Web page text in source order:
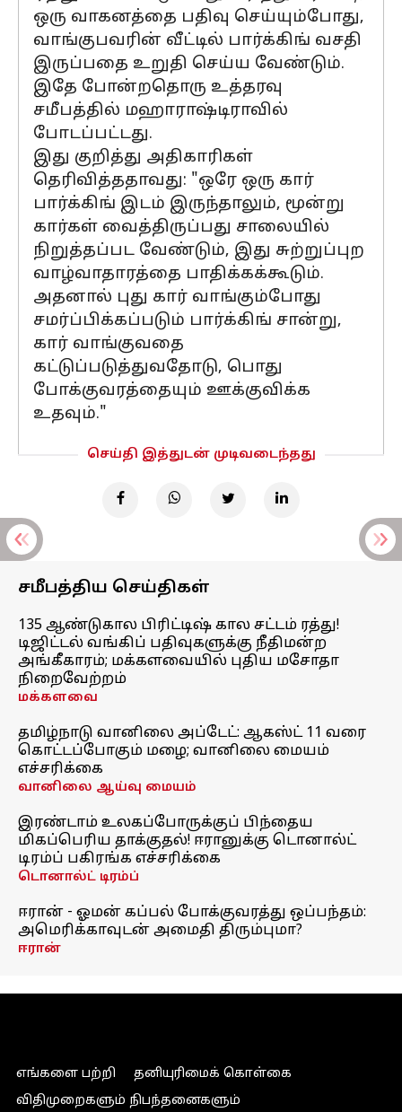
ஒரு வாகனத்தை பதிவு செய்யும்போது,
வாங்குபவரின் வீட்டில் பார்க்கிங் வசதி
இருப்பதை உறுதி செய்ய வேண்டும்.
இதே போன்றதொரு உத்தரவு
சமீபத்தில் மஹாராஷ்டிராவில்
போடப்பட்டது.
இது குறித்து அதிகாரிகள்
தெரிவித்ததாவது: "ஒரே ஒரு கார்
பார்க்கிங் இடம் இருந்தாலும், மூன்று
கார்கள் வைத்திருப்பது சாலையில்
நிறுத்தப்பட வேண்டும், இது சுற்றுப்புற
வாழ்வாதாரத்தை பாதிக்கக்கூடும்.
அதனால் புது கார் வாங்கும்போது
சமர்ப்பிக்கப்படும் பார்க்கிங் சான்று,
கார் வாங்குவதை
கட்டுப்படுத்துவதோடு, பொது
போக்குவரத்தையும் ஊக்குவிக்க
உதவும்."
செய்தி இத்துடன் முடிவடைந்தது
சமீபத்திய செய்திகள்
135 ஆண்டுகால பிரிட்டிஷ் கால சட்டம் ரத்து!
டிஜிட்டல் வங்கிப் பதிவுகளுக்கு நீதிமன்ற
அங்கீகாரம்; மக்களவையில் புதிய மசோதா
நிறைவேற்றம்
மக்களவை
தமிழ்நாடு வானிலை அப்டேட்: ஆகஸ்ட் 11 வரை
கொட்டப்போகும் மழை; வானிலை மையம்
எச்சரிக்கை
வானிலை ஆய்வு மையம்
இரண்டாம் உலகப்போருக்குப் பிந்தைய
மிகப்பெரிய தாக்குதல்! ஈரானுக்கு டொனால்ட்
டிரம்ப் பகிரங்க எச்சரிக்கை
டொனால்ட் டிரம்ப்
ஈரான் - ஓமன் கப்பல் போக்குவரத்து ஒப்பந்தம்:
அமெரிக்காவுடன் அமைதி திரும்புமா?
ஈரான்
எங்களை பற்றி
தனியுரிமைக் கொள்கை
விதிமுறைகளும் நிபந்தனைகளும்